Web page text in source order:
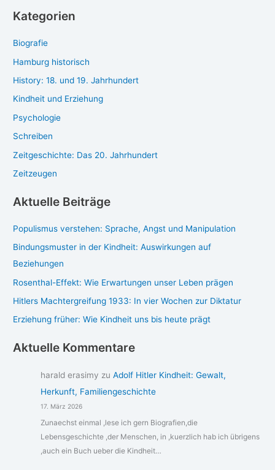
c
e
n
Kategorien
Biografie
Hamburg historisch
History: 18. und 19. Jahrhundert
Kindheit und Erziehung
Psychologie
Schreiben
Zeitgeschichte: Das 20. Jahrhundert
Zeitzeugen
Aktuelle Beiträge
Populismus verstehen: Sprache, Angst und Manipulation
Bindungsmuster in der Kindheit: Auswirkungen auf
Beziehungen
Rosenthal-Effekt: Wie Erwartungen unser Leben prägen
Hitlers Machtergreifung 1933: In vier Wochen zur Diktatur
Erziehung früher: Wie Kindheit uns bis heute prägt
Aktuelle Kommentare
harald erasimy zu Adolf Hitler Kindheit: Gewalt,
Herkunft, Familiengeschichte
17. März 2026
Zunaechst einmal ,lese ich gern Biografien,die
Lebensgeschichte ,der Menschen, in ,kuerzlich hab ich übrigens
,auch ein Buch ueber die Kindheit…